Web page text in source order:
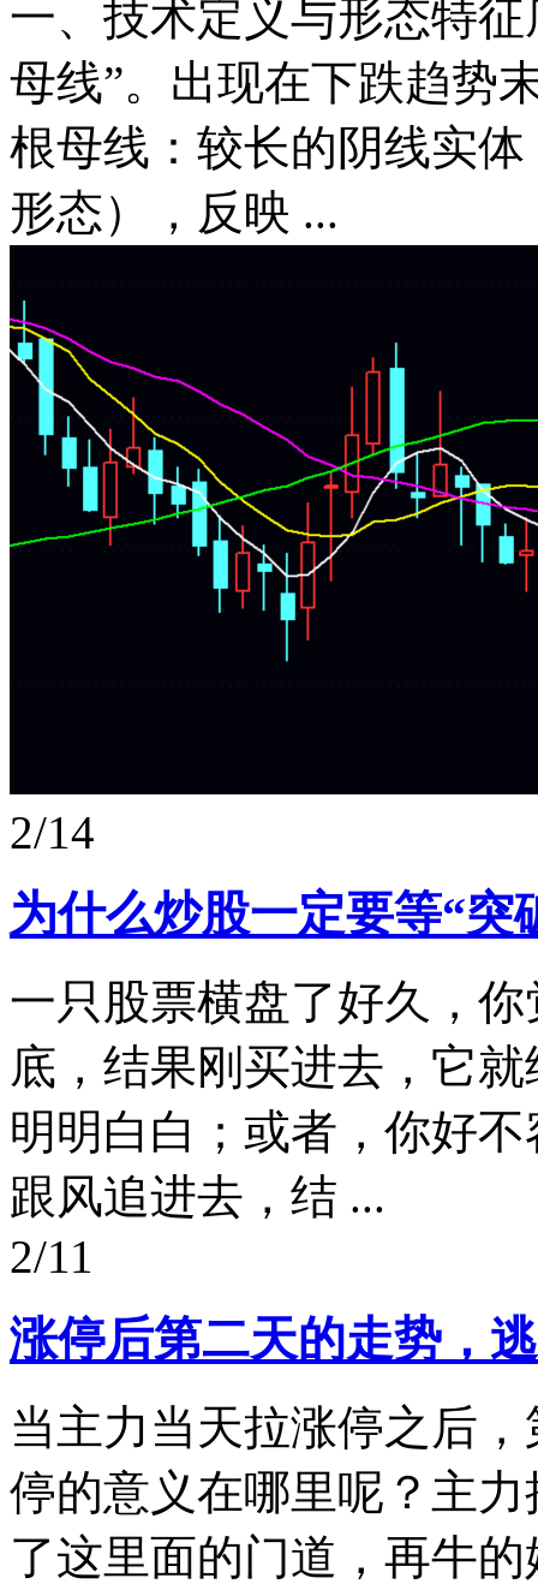
一、技术定义与形态特
母线”。出现在下跌趋势
根母线：较长的阴线实
形态），反映 ...
2/14
为什么炒股一定要等“突
一只股票横盘了好久，
底，结果刚买进去，它
明明白白；或者，你好
跟风追进去，结 ...
2/11
涨停后第二天的走势，
当主力当天拉涨停之后
停的意义在哪里呢？主
了这里面的门道，再牛